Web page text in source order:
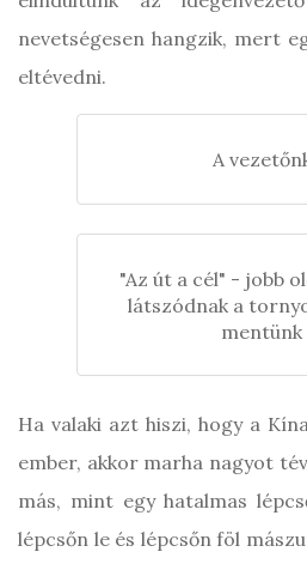
nevetségesen hangzik, mert
eltévedni.
A
"Az út a cél" - jobb
látszódnak a
mentünk
Ha valaki azt hiszi, hogy a
ember, akkor marha nagyot
más, mint egy hatalmas
lépcsőn le és lépcsőn föl